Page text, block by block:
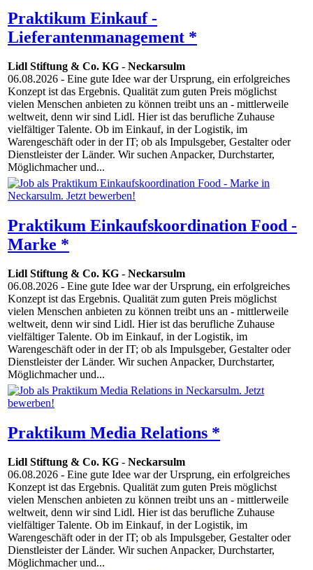
Praktikum Einkauf -
Lieferantenmanagement *
Lidl Stiftung & Co. KG - Neckarsulm
06.08.2026 - Eine gute Idee war der Ursprung, ein erfolgreiches
Konzept ist das Ergebnis. Qualität zum guten Preis möglichst
vielen Menschen anbieten zu können treibt uns an - mittlerweile
weltweit, denn wir sind Lidl. Hier ist das berufliche Zuhause
vielfältiger Talente. Ob im Einkauf, in der Logistik, im
Warengeschäft oder in der IT; ob als Impulsgeber, Gestalter oder
Dienstleister der Länder. Wir suchen Anpacker, Durchstarter,
Möglichmacher und...
Praktikum Einkaufskoordination Food -
Marke *
Lidl Stiftung & Co. KG - Neckarsulm
06.08.2026 - Eine gute Idee war der Ursprung, ein erfolgreiches
Konzept ist das Ergebnis. Qualität zum guten Preis möglichst
vielen Menschen anbieten zu können treibt uns an - mittlerweile
weltweit, denn wir sind Lidl. Hier ist das berufliche Zuhause
vielfältiger Talente. Ob im Einkauf, in der Logistik, im
Warengeschäft oder in der IT; ob als Impulsgeber, Gestalter oder
Dienstleister der Länder. Wir suchen Anpacker, Durchstarter,
Möglichmacher und...
Praktikum Media Relations *
Lidl Stiftung & Co. KG - Neckarsulm
06.08.2026 - Eine gute Idee war der Ursprung, ein erfolgreiches
Konzept ist das Ergebnis. Qualität zum guten Preis möglichst
vielen Menschen anbieten zu können treibt uns an - mittlerweile
weltweit, denn wir sind Lidl. Hier ist das berufliche Zuhause
vielfältiger Talente. Ob im Einkauf, in der Logistik, im
Warengeschäft oder in der IT; ob als Impulsgeber, Gestalter oder
Dienstleister der Länder. Wir suchen Anpacker, Durchstarter,
Möglichmacher und...